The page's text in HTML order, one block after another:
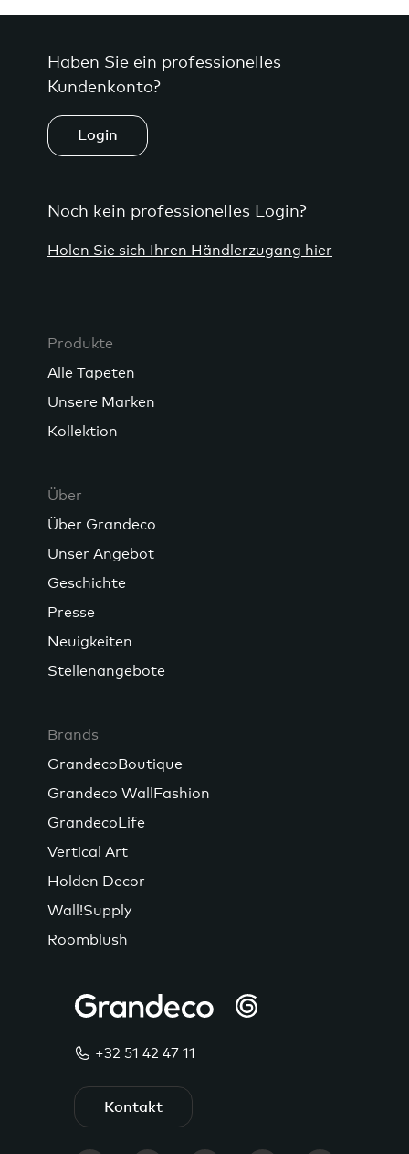
Haben Sie ein professionelles
Kundenkonto?
Login
Noch kein professionelles Login?
Holen Sie sich Ihren Händlerzugang hier
Produkte
Alle Tapeten
Unsere Marken
Kollektion
Über
Über Grandeco
Unser Angebot
Geschichte
Presse
Neuigkeiten
Stellenangebote
Brands
GrandecoBoutique
Grandeco WallFashion
GrandecoLife
Vertical Art
Holden Decor
Wall!Supply
Roomblush
+32 51 42 47 11
Kontakt